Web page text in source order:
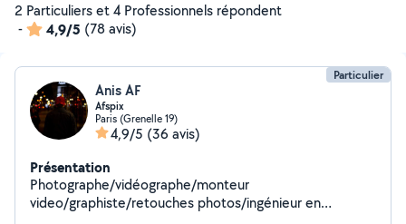
2 Particuliers et 4 Professionnels répondent
-
4,9/5 (78 avis)
Particulier
Anis AF
Afspix
Paris (Grenelle 19)
4,9/5 (36 avis)
Présentation
Photographe/vidéographe/monteur
video/graphiste/retouches photos/ingénieur en